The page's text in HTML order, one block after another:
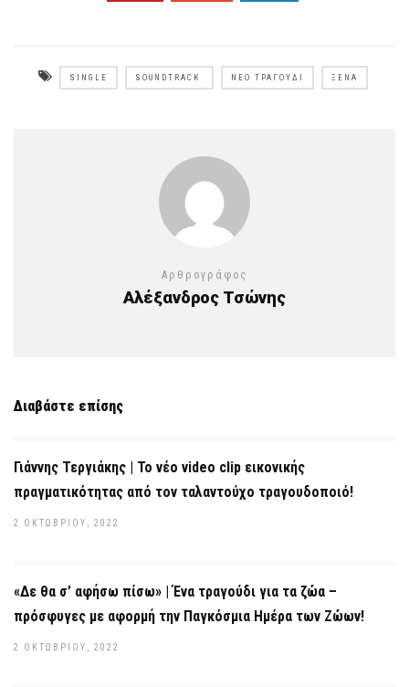
SINGLE SOUNDTRACK ΝΈΟ ΤΡΑΓΟΎΔΙ ΞΈΝΑ
Αρθρογράφος
Αλέξανδρος Τσώνης
Διαβάστε επίσης
Γιάννης Τεργιάκης | Το νέο video clip εικονικής
πραγματικότητας από τον ταλαντούχο τραγουδοποιό!
2 ΟΚΤΩΒΡΊΟΥ, 2022
«Δε θα σ’ αφήσω πίσω» | Ένα τραγούδι για τα ζώα –
πρόσφυγες με αφορμή την Παγκόσμια Ημέρα των Ζώων!
2 ΟΚΤΩΒΡΊΟΥ, 2022